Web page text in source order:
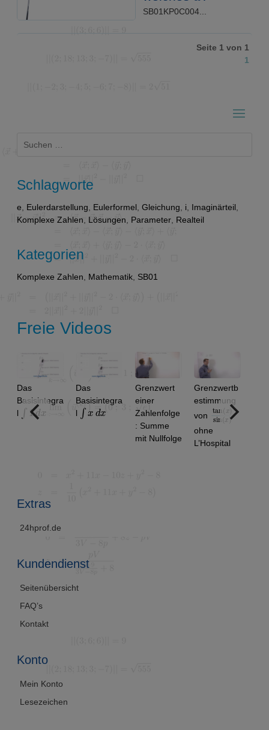
SB01KP0C004...
Seite 1 von 1
1
nach:
Schlagworte
e Eulerdarstellung Eulerformel Gleichung i Imaginärteil
Komplexe Zahlen
Lösungen Parameter Realteil
Kategorien
Komplexe Zahlen Mathematik SB01
Freie Videos
Das
Basisintegra
l ∫1dx
Das
Basisintegra
l ∫xdx
Grenzwert
einer
Zahlenfolge
: Summe
mit Nullfolge
Grenzwertb
estimmung
von tan (x
)sin (
x)
ohne
L’Hospital
Extras
24hprof.de
Kundendienst
Seitenübersicht
FAQ’s
Kontakt
Konto
Mein Konto
Lesezeichen